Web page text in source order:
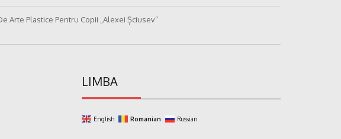
Arte Plastice Pentru Copii „Alexei Șciusev”
LIMBA
English Romanian Russian